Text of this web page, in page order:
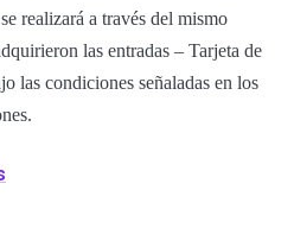
realizará a través del mismo
las entradas – Tarjeta de
las condiciones señaladas en los